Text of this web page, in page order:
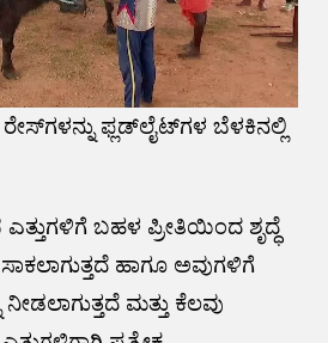
ರೇಸ್‌ಗಳನ್ನು ಫ್ಲಡ್‌ಲೈಟ್‌ಗಳ ಬೆಳಕಿನಲ್ಲಿ
ಬಹಳ ಪ್ರೀತಿಯಿಂದ ಶೃದ್ಧೆ
ಹಾಗೂ ಅವುಗಳಿಗೆ
ಮತ್ತು ಕೆಲವು